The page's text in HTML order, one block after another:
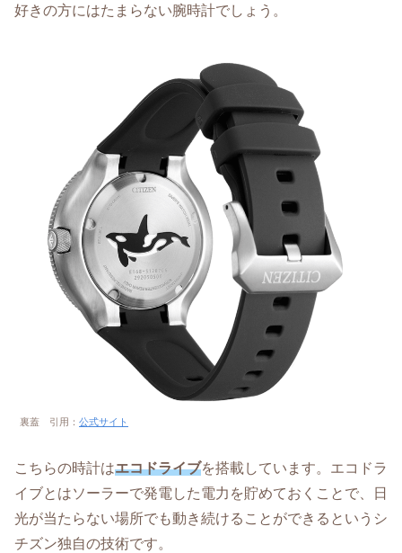
好きの方にはたまらない腕時計でしょう。
裏蓋 引用： 公式サイト
こちらの時計はエコドライブを搭載しています。エコドラ
イブとはソーラーで発電した電力を貯めておくことで、日
光が当たらない場所でも動き続けることができるというシ
チズン独自の技術です。